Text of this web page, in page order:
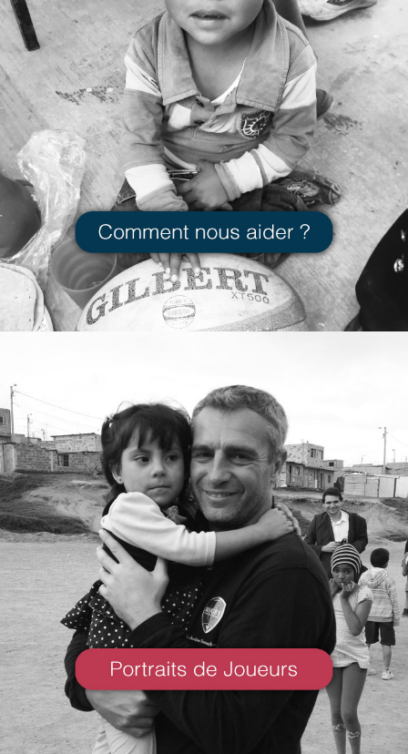
Comment
nous aider ?
VOIR
Portraits de
Joueurs
VOIR